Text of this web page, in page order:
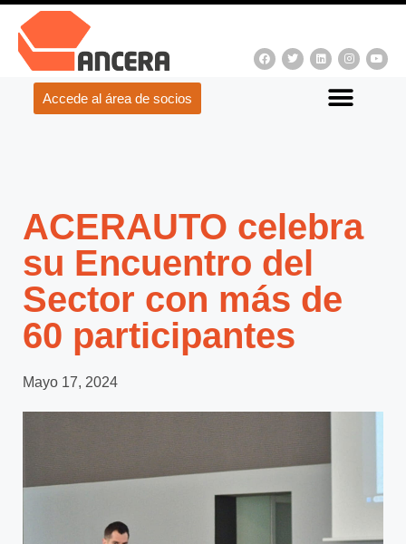
Accede al área de socios
ACERAUTO celebra
su Encuentro del
Sector con más de
60 participantes
Mayo 17, 2024